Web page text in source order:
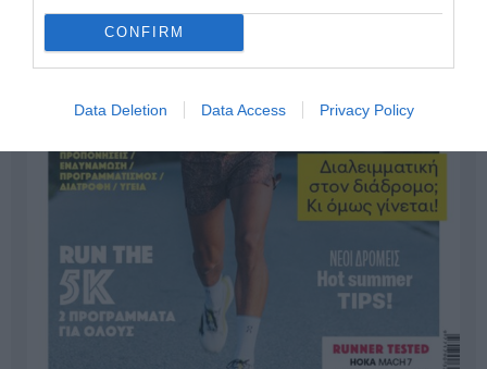
CONFIRM
Data Deletion Data Access Privacy Policy